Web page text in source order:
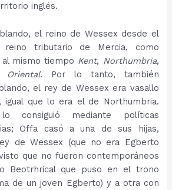
inglés.
el reino de Wessex desde el
tributario de Mercia, como
mismo tiempo Kent, Northumbria,
Oriental. Por lo tanto, también
el rey de Wessex era vasallo
igual que lo era el de Northumbria.
consiguió mediante políticas
Offa casó a una de sus hijas,
de Wessex (que no era Egberto
que no fueron contemporáneos
Beotrhrical que puso en el trono
de un joven Egberto) y a otra con